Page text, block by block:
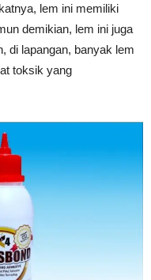
lem ini memiliki
demikian, lem ini juga
di lapangan, banyak lem
toksik yang